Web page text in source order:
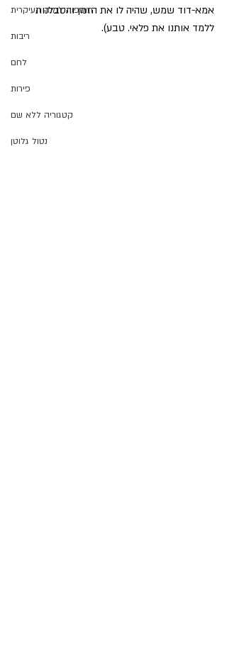
תוספות למנה העיקרית
ריבות
לחם
פירות
קטגוריה ללא שם
נטול גלוטן
אמא-דוד שמש, שהיה לו את הזמן והסבלנות
ללמד אותנו את פלאי. טבע).